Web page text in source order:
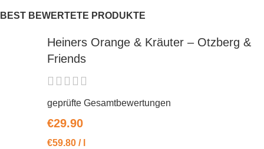
BEST BEWERTETE PRODUKTE
Heiners Orange & Kräuter – Otzberg &
Friends
geprüfte Gesamtbewertungen
€29.90
€59.80 /